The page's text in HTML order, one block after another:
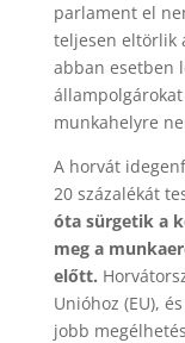
parlament el
teljesen eltörlik
abban esetben
munkahelyre
A horvát
20 százalékát
óta sürgetik a
meg a
előtt.
Unióhoz (EU),
jobb